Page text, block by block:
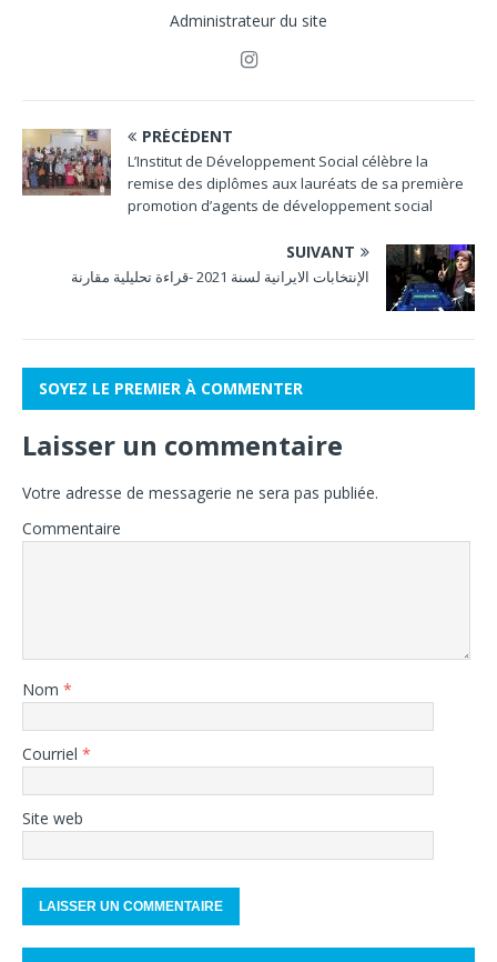
Administrateur du site
PRÉCÉDENT
L’Institut de Développement Social célèbre la
remise des diplômes aux lauréats de sa première
promotion d’agents de développement social
SUIVANT
الإنتخابات الايرانية لسنة 2021 -قراءة تحليلية مقارنة
SOYEZ LE PREMIER À COMMENTER
Laisser un commentaire
Votre adresse de messagerie ne sera pas publiée.
Commentaire
Nom *
Courriel *
Site web